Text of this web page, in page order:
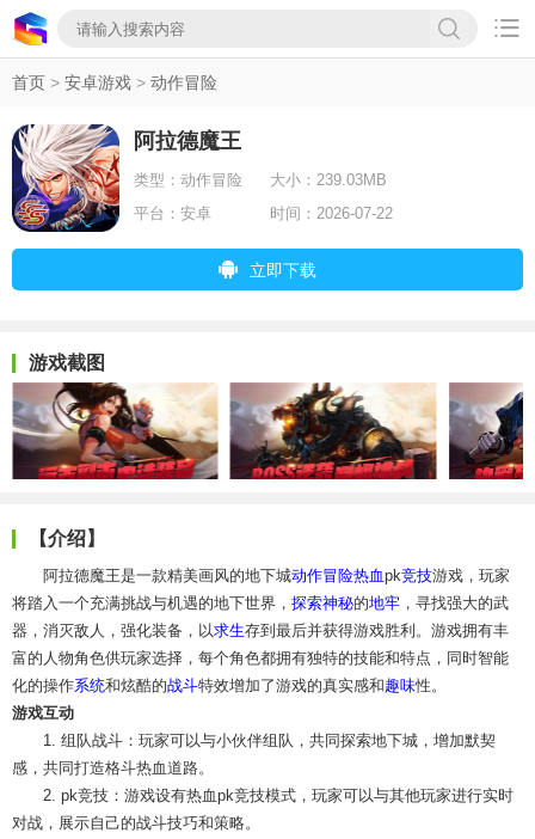

首页 > 安卓游戏 > 动作冒险
阿拉德魔王
类型： 动作冒险 大小： 239.03MB
平台： 安卓 时间： 2026-07-22
立即下载
游戏截图
【介绍】
阿拉德魔王是一款精美画风的地下城动作冒险热血pk竞技游戏，玩家
将踏入一个充满挑战与机遇的地下世界， 探索神秘的地牢 ，寻找强大的武
器，消灭敌人，强化装备，以求生存到最后并获得游戏胜利。游戏拥有丰
富的人物角色供玩家选择，每个角色都拥有独特的技能和特点，同时智能
化的操作系统和炫酷的战斗特效增加了游戏的真实感和趣味性。
游戏互动
1. 组队战斗：玩家可以与小伙伴组队，共同探索地下城，增加默契
感，共同打造格斗热血道路。
2. pk竞技：游戏设有热血pk竞技模式，玩家可以与其他玩家进行实时
对战，展示自己的战斗技巧和策略。